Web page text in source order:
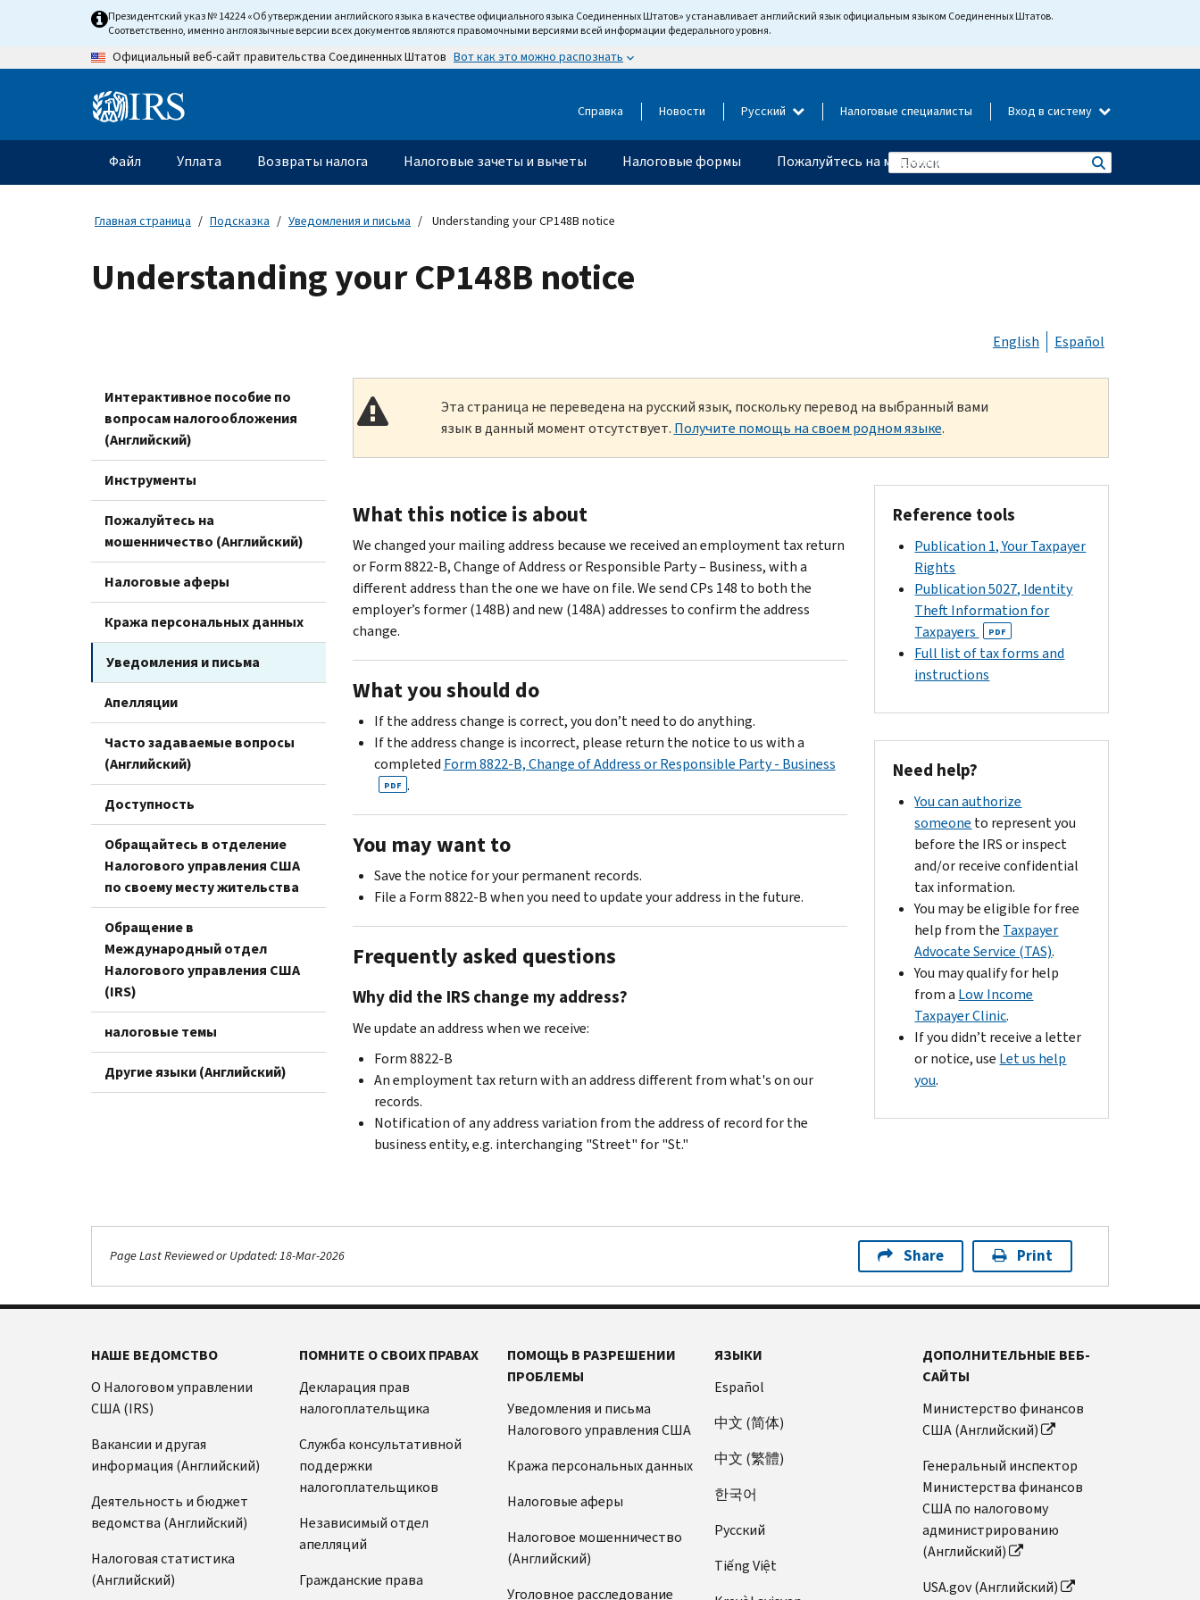
content
Президентский указ № 14224 «Об утверждении английского языка в качестве официального языка Соединенных Штатов» устанавливает английский язык официальным языком Соединенных Штатов.
Соответственно, именно англоязычные версии всех документов являются правомочными версиями всей информации федерального уровня.
Официальный веб-сайт правительства Соединенных Штатов Вот как это можно распознать
Information Справка Новости Русский Налоговые специалисты Вход в систему
Главное
меню
Файл Уплата Возвраты налога Налоговые зачеты и вычеты Налоговые формы Пожалуйтесь на мошенничество
Главная страница Подсказка Уведомления и письма Understanding your CP148B notice
Understanding your CP148B notice
English Español
Интерактивное пособие по
вопросам налогообложения
(Английский)
Инструменты
Пожалуйтесь на
мошенничество (Английский)
Налоговые аферы
Кража персональных данных
Уведомления и письма
Апелляции
Часто задаваемые вопросы
(Английский)
Доступность
Обращайтесь в отделение
Налогового управления США
по своему месту жительства
Обращение в
Международный отдел
Налогового управления США
(IRS)
налоговые темы
Другие языки (Английский)
Эта страница не переведена на русский язык, поскольку перевод на выбранный вами
язык в данный момент отсутствует. Получите помощь на своем родном языке.
What this notice is about
We changed your mailing address because we received an employment tax return
or Form 8822-B, Change of Address or Responsible Party – Business, with a
different address than the one we have on file. We send CPs 148 to both the
employer’s former (148B) and new (148A) addresses to confirm the address
change.
What you should do
If the address change is correct, you don’t need to do anything.
If the address change is incorrect, please return the notice to us with a
completed Form 8822-B, Change of Address or Responsible Party - Business
PDF .
You may want to
Save the notice for your permanent records.
File a Form 8822-B when you need to update your address in the future.
Frequently asked questions
Why did the IRS change my address?
We update an address when we receive:
Form 8822-B
An employment tax return with an address different from what's on our
records.
Notification of any address variation from the address of record for the
business entity, e.g. interchanging "Street" for "St."
Reference tools
Publication 1, Your Taxpayer
Rights
Publication 5027, Identity
Theft Information for
Taxpayers
PDF
Full list of tax forms and
instructions
Need help?
You can authorize
someone to represent you
before the IRS or inspect
and/or receive confidential
tax information.
You may be eligible for free
help from the Taxpayer
Advocate Service (TAS).
You may qualify for help
from a Low Income
Taxpayer Clinic.
If you didn’t receive a letter
or notice, use Let us help
you.
Page Last Reviewed or Updated: 18-Mar-2026 Share Print
НАШЕ ВЕДОМСТВО
О Налоговом управлении
США (IRS)
Вакансии и другая
информация (Английский)
Деятельность и бюджет
ведомства (Английский)
Налоговая статистика
(Английский)
ПОМНИТЕ О СВОИХ ПРАВАХ
Декларация прав
налогоплательщика
Служба консультативной
поддержки
налогоплательщиков
Независимый отдел
апелляций
Гражданские права
ПОМОЩЬ В РАЗРЕШЕНИИ
ПРОБЛЕМЫ
Уведомления и письма
Налогового управления США
Кража персональных данных
Налоговые аферы
Налоговое мошенничество
(Английский)
Уголовное расследование
ЯЗЫКИ
Español
中文 (简体)
中文 (繁體)
한국어
Pусский
Tiếng Việt
ДОПОЛНИТЕЛЬНЫЕ ВЕБ-
САЙТЫ
Министерство финансов
США (Английский)
Генеральный инспектор
Министерства финансов
США по налоговому
администрированию
(Английский)
USA.gov (Английский)